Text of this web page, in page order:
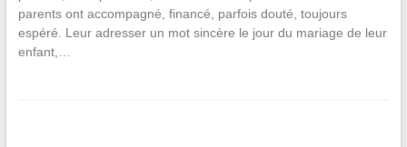
parents ont accompagné, financé, parfois douté, toujours
espéré. Leur adresser un mot sincère le jour du mariage de leur
enfant,…